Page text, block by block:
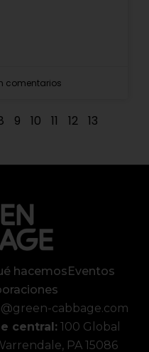
comentarios
9 10 11 12 13
hacemosEventos
cabbage.com
central:100 Global
PA 15086